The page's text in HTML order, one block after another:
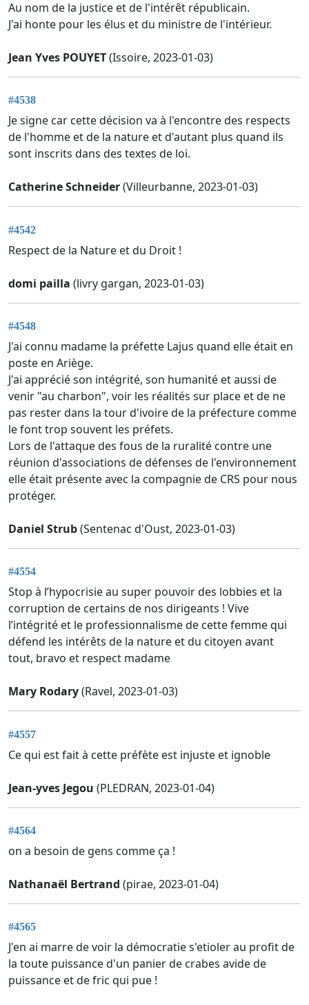
Au nom de la justice et de l'intérêt républicain.
J'ai honte pour les élus et du ministre de l'intérieur.
Jean Yves POUYET(Issoire, 2023-01-03)
#4538
Je signe car cette décision va à l'encontre des respects
de l'homme et de la nature et d'autant plus quand ils
sont inscrits dans des textes de loi.
Catherine Schneider(Villeurbanne, 2023-01-03)
#4542
Respect de la Nature et du Droit !
domi pailla (livry gargan, 2023-01-03)
#4548
J'ai connu madame la préfette Lajus quand elle était en
poste en Ariège.
J'ai apprécié son intégrité, son humanité et aussi de
venir "au charbon", voir les réalités sur place et de ne
pas rester dans la tour d'ivoire de la préfecture comme
le font trop souvent les préfets.
Lors de l'attaque des fous de la ruralité contre une
réunion d'associations de défenses de l'environnement
elle était présente avec la compagnie de CRS pour nous
protéger.
Daniel Strub(Sentenac d'Oust, 2023-01-03)
#4554
Stop à l’hypocrisie au super pouvoir des lobbies et la
corruption de certains de nos dirigeants ! Vive
l’intégrité et le professionnalisme de cette femme qui
défend les intérêts de la nature et du citoyen avant
tout, bravo et respect madame
Mary Rodary(Ravel, 2023-01-03)
#4557
Ce qui est fait à cette préfète est injuste et ignoble
Jean-yves Jegou (PLEDRAN, 2023-01-04)
#4564
on a besoin de gens comme ça !
Nathanaël Bertrand (pirae, 2023-01-04)
#4565
J'en ai marre de voir la démocratie s'etioler au profit de
la toute puissance d'un panier de crabes avide de
puissance et de fric qui pue !